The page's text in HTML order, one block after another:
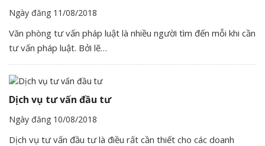
Ngày đăng 11/08/2018
Văn phòng tư vấn pháp luật là nhiều người tìm đến mỗi khi cần
tư vấn pháp luật. Bởi lẽ…
Dịch vụ tư vấn đầu tư
Ngày đăng 10/08/2018
Dịch vụ tư vấn đầu tư là điều rất cần thiết cho các doanh